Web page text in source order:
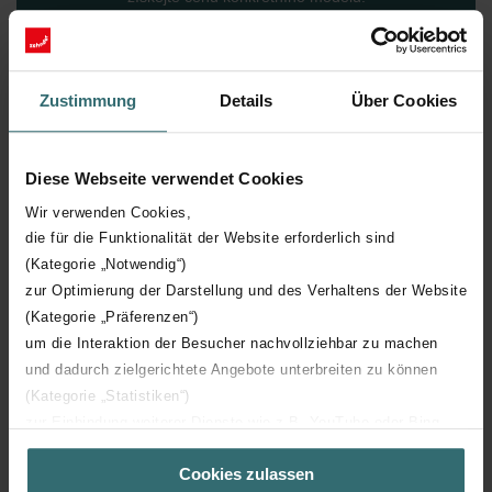
Zustimmung Details Über Cookies
Diese Webseite verwendet Cookies
Wir verwenden Cookies,
die für die Funktionalität der Website erforderlich sind
(Kategorie „Notwendig“)
zur Optimierung der Darstellung und des Verhaltens der Website
(Kategorie „Präferenzen“)
um die Interaktion der Besucher nachvollziehbar zu machen
und dadurch zielgerichtete Angebote unterbreiten zu können
(Kategorie „Statistiken“)
(Kategorie „Marketing“)
Über „Details zeigen“ bzw. die Datenschutzerklärung erhalten
Cookies zulassen